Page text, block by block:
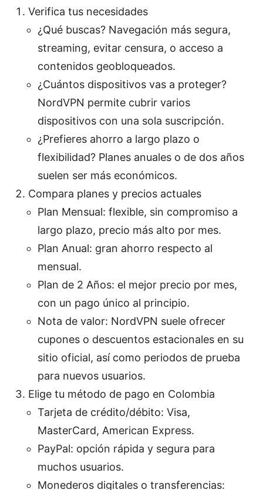
Verifica tus necesidades
¿Qué buscas? Navegación más segura,
streaming, evitar censura, o acceso a
contenidos geobloqueados.
¿Cuántos dispositivos vas a proteger?
NordVPN permite cubrir varios
dispositivos con una sola suscripción.
¿Prefieres ahorro a largo plazo o
flexibilidad? Planes anuales o de dos años
suelen ser más económicos.
Compara planes y precios actuales
Plan Mensual: flexible, sin compromiso a
largo plazo, precio más alto por mes.
Plan Anual: gran ahorro respecto al
mensual.
Plan de 2 Años: el mejor precio por mes,
con un pago único al principio.
Nota de valor: NordVPN suele ofrecer
cupones o descuentos estacionales en su
sitio oficial, así como periodos de prueba
para nuevos usuarios.
Elige tu método de pago en Colombia
Tarjeta de crédito/débito: Visa,
MasterCard, American Express.
PayPal: opción rápida y segura para
muchos usuarios.
Monederos digitales o transferencias: